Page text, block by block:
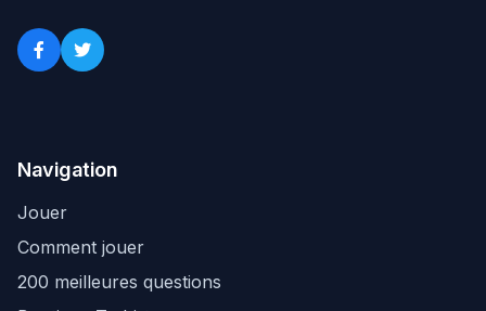
Navigation
Jouer
Comment jouer
200 meilleures questions